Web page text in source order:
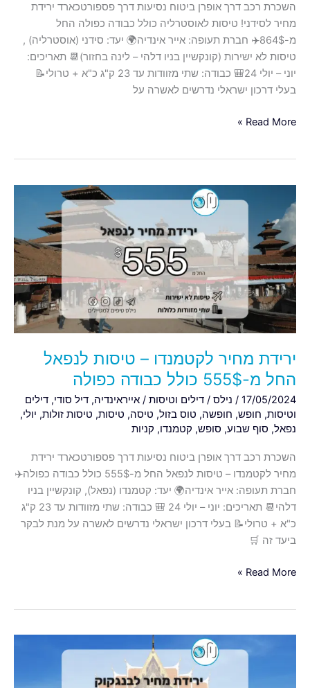
השכרת רכב דרך אופרן ביטוח נסיעות דרך פספורטכארד ירידת
מחיר לסידני! טיסות לאוסטרליה כולל כבודה כפולה החל
מ-864$✈️ חברת תעופה: אייר אינדיה🌍 יעד: סידני (אוסטרליה) ,
טיסות לא ישירות (קונקשיין בניו דלהי – לינה בחזור)📆 תאריכים:
יוני – יולי 24🎒 כבודה: שתי מזוודות עד 23 ק"ג כ"א + טרולי📝
בעלי דרכון ישראלי נדרשים לאשרה על
Read More »
ירידת מחיר לקטמנדו – טיסות לנפאל
החל מ-555$ כולל כבודה כפולה
17/05/2024
/נילס/דילים וטיסות/אייראינדיה,דיל סודי,דילים
וטיסות,חופש,חופשה,טוס בזול,טיסה,טיסות,טיסות זולות,יולי,
נפאל,סוף שבוע,סופש,קטמנדו,קניות
השכרת רכב דרך אופרן ביטוח נסיעות דרך פספורטכארד ירידת
מחיר לקטמנדו – טיסות לנפאל החל מ-555$ כולל כבודה כפולה✈️
חברת תעופה: אייר אינדיה🌍 יעד: קטמנדו (נפאל), קונקשיין בניו
דלהי📆 תאריכים: יוני – יולי 24 🎒 כבודה: שתי מזוודות עד 23 ק"ג
כ"א + טרולי📝 בעלי דרכון ישראלי נדרשים לאשרה על מנת לבקר
ביעד זה 🛒
מחיר
לקטמנדו
טיסות
לנפאל
החל
מ-555$
כולל
כפולה
Read More »